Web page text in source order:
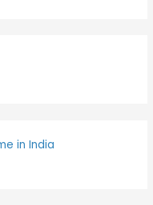
in India